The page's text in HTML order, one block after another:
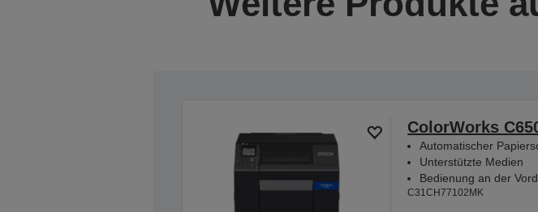
ColorWorks
Automatischer
Unterstützte Medien
Bedienung an der
C31CH77102MK